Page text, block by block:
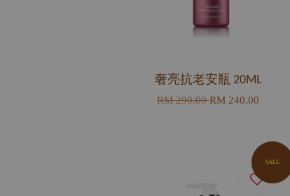
奢亮抗老安瓶 20ML
RM 290.00RM 240.00
SALE